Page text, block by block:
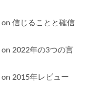
on 信じることと確信
on 2022年の3つの言
on 2015年レビュー